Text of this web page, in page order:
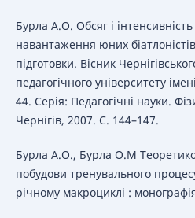
Бурла А.О. Обсяг і
навантаження юних
підготовки. Вісник
педагогічного університету
44. Серія: Педагогічні науки.
Чернігів, 2007. С. 144–147.
Бурла А.О., Бурла О.М
побудови тренувального
річному макроциклі :